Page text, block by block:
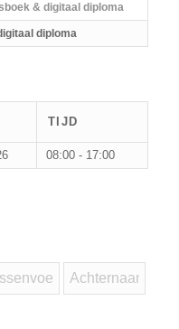
& digitaal diploma
diploma
TIJD
08:00 - 17:00